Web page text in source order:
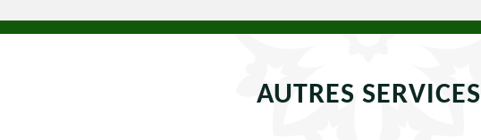
AUTRES SERVICES